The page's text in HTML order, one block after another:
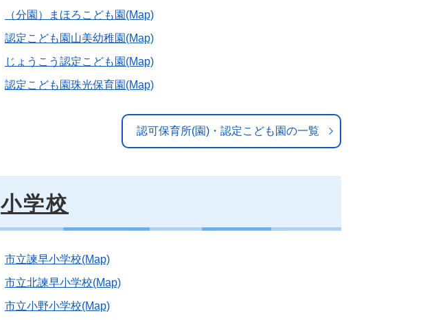
（分園）まほろこども園(Map)
認定こども園山美幼稚園(Map)
じょうこう認定こども園(Map)
認定こども園珠光保育園(Map)
認可保育所(園)・認定こども園の一覧
小学校
市立諫早小学校(Map)
市立北諫早小学校(Map)
市立小野小学校(Map)